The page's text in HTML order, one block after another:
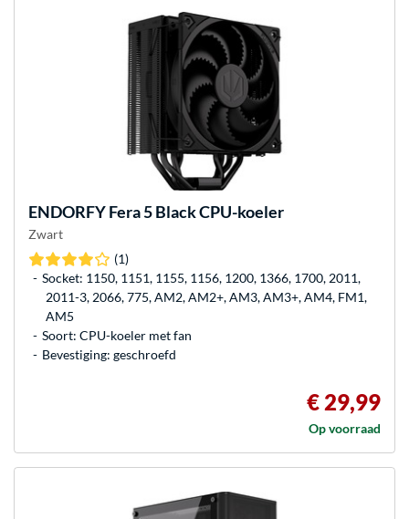
ENDORFYFera 5 Black CPU-koeler
Zwart
(1)
Socket: 1150, 1151, 1155, 1156, 1200, 1366, 1700, 2011,
2011-3, 2066, 775, AM2, AM2+, AM3, AM3+, AM4, FM1,
AM5
Soort: CPU-koeler met fan
Bevestiging: geschroefd
€ 29,99
Op voorraad